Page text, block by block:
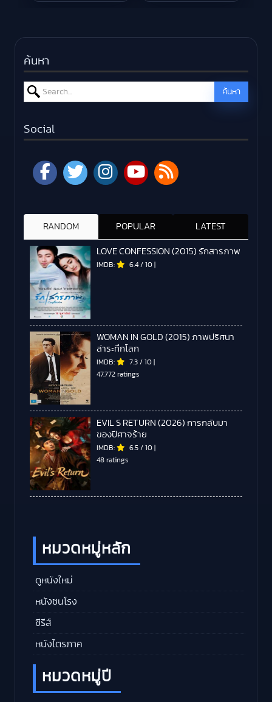
ค้นหา
Search for: ค้นหา
Social
RANDOM POPULAR LATEST
LOVE CONFESSION (2015) รักสารภาพ
IMDB: 6.4 / 10 |
WOMAN IN GOLD (2015) ภาพปริศนา
ล่าระทึกโลก
IMDB: 7.3 / 10 |
47,772 ratings
EVIL S RETURN (2026) การกลับมา
ของปีศาจร้าย
IMDB: 6.5 / 10 |
48 ratings
หมวดหมู่หลัก
ดูหนังใหม่
หนังชนโรง
ซีรีส์
หนังไตรภาค
หมวดหมู่ปี